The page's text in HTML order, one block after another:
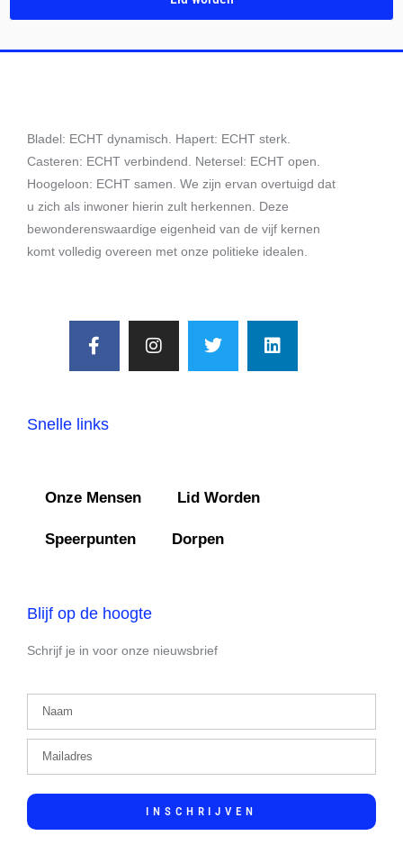
Bladel: ECHT dynamisch. Hapert: ECHT sterk.
Casteren: ECHT verbindend. Netersel: ECHT open.
Hoogeloon: ECHT samen. We zijn ervan overtuigd dat
u zich als inwoner hierin zult herkennen. Deze
bewonderenswaardige eigenheid van de vijf kernen
komt volledig overeen met onze politieke idealen.
Snelle links
Onze Mensen Lid Worden
Speerpunten Dorpen
Blijf op de hoogte
Schrijf je in voor onze nieuwsbrief
INSCHRIJVEN